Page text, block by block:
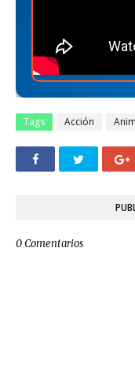
Tags Acción
0 Comentarios